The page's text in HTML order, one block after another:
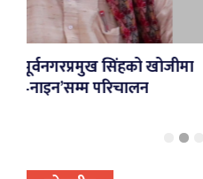
खोजीमा
कर्णाली
प्रतिवादी पक्राउ